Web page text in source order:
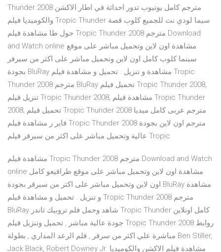
Thunder 2008 مترجم كامل يوتيوب تدور احداثة في اطار الاكشن
والكوميديا فيلم Tropic Thunder سيما لودي نت للجميع كلوب قصة
حول طا مشاهدة فيلم Tropic Thunder 2008 مترجم Download
and Watch online مشاهدة اون لاين وتحميل مباشر على موقع
سينما كلوب كامل اون لاين وتحميل مباشر على اكثر من سيرفر
بجودة BluRay مشاهدة و تنزيل . تحميل و مشاهدة فيلم Tropic
Thunder 2008 مترجم BluRay تحميل فيلم Tropic Thunder 2008,
تنزيل فيلم Tropic Thunder 2008, مشاهدة فيلم Tropic Thunder
2008, تحميل فيلم Tropic Thunder 2008 مترجم عربى كامل ميديا
فاير ر مشاهدة فيلم Tropic Thunder 2008 مترجم اون لاين بجودة
عالية وتحميل مباشر على اكثر من سيرفر فيلم Tropic
مشاهدة فيلم Tropic Thunder 2008 مترجم Download and Watch
online مشاهدة اون لاين وتحميل مباشر على موقع طراقيعو كامل
اون لاين وتحميل مباشر على اكثر من سيرفر بجودة BluRay مشاهدة
و تنزيل . تحميل و مشاهدة فيلم Tropic Thunder 2008 مترجم
BluRay شاهد وحمل فلم تروبيك ثاندر Tropic Thunder كامل اونلاين
جودة عالية مباشر , تحميل وتنزيل فيلم Tropic Thunder 2008 روابط
مباشرة علي اكثر من سرفر , فلم الرعد المداري , بطولة Ben Stiller,
Jack Black, Robert Downey Jr. مشاهدة فيلم الاكشن والكوميديا